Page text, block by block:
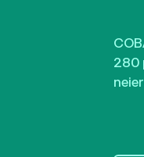
280